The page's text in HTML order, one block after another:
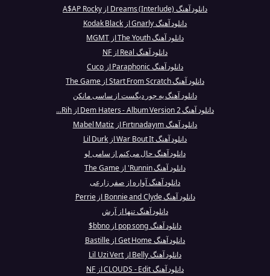
دانلود آهنگ Dreams (Interlude) از A$AP Rocky
دانلود آهنگ Gnarly از Kodak Black
دانلود آهنگ The Youth از MGMT
دانلود آهنگ Real از NF
دانلود آهنگ Paraphonic از Cuco
دانلود آهنگ Start From Scratch از The Game
دانلود آهنگ یه جور دیگست از ساسی مانکن
دانلود آهنگ Dem Haters - Album Version 2 از Rih...
دانلود آهنگ Fırtınadayım از Mabel Matiz
دانلود آهنگ War Bout It از Lil Durk
دانلود آهنگ حال می‌کنم از سامی لو
دانلود آهنگ Runnin' از The Game
دانلود آهنگ آواره از صفر زارعی
دانلود آهنگ Bonnie and Clyde از Perrie
دانلود آهنگ تنها از آرش
دانلود آهنگ pop song از bbno$
دانلود آهنگ Get Home از Bastille
دانلود آهنگ Belly از Lil Uzi Vert
دانلود آهنگ CLOUDS - Edit از NF